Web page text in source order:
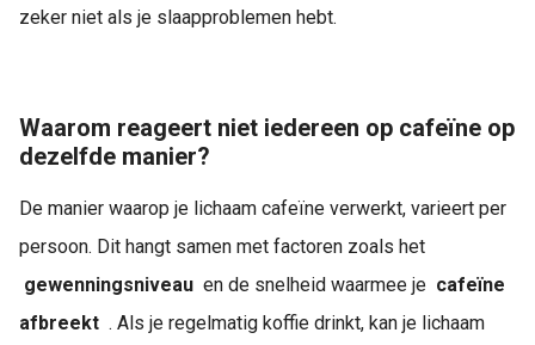
zeker niet als je slaapproblemen hebt.
Waarom reageert niet iedereen op cafeïne op
dezelfde manier?
De manier waarop je lichaam cafeïne verwerkt, varieert per
persoon. Dit hangt samen met factoren zoals het
gewenningsniveau en de snelheid waarmee je cafeïne
afbreekt . Als je regelmatig koffie drinkt, kan je lichaam